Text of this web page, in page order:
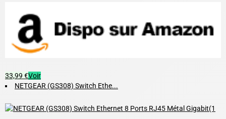
33,99 €Voir
NETGEAR (GS308) Switch Ethe...